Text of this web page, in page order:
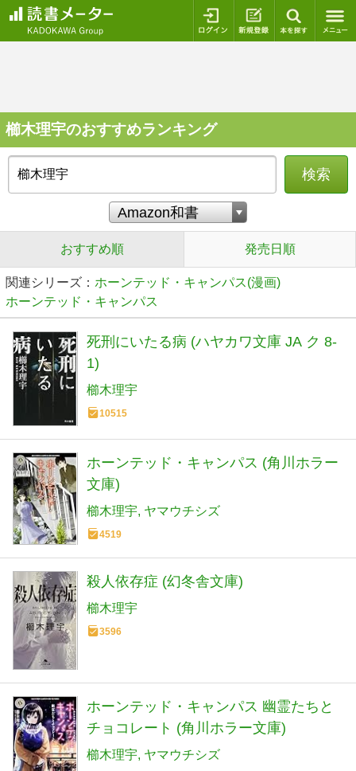
ログイン 新規登録
櫛木理宇のおすすめランキング
検索
おすすめ順 発売日順
関連シリーズ： ホーンテッド・キャンパス(漫画)
ホーンテッド・キャンパス
死刑にいたる病 (ハヤカワ文庫 JA ク 8-
1)
櫛木理宇
10515
ホーンテッド・キャンパス (角川ホラー
文庫)
櫛木理宇 ヤマウチシズ
4519
殺人依存症 (幻冬舎文庫)
櫛木理宇
3596
ホーンテッド・キャンパス 幽霊たちと
チョコレート (角川ホラー文庫)
櫛木理宇 ヤマウチシズ